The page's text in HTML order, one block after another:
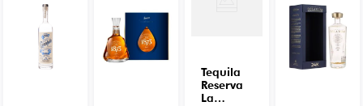
Tequila
Reserva
La